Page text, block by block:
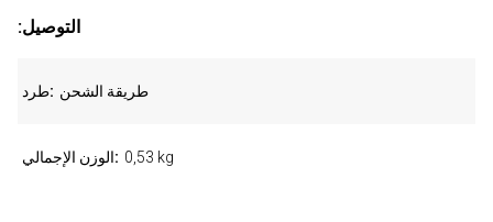
:التوصيل
طرد طريقة الشحن
الوزن الإجمالي 0,53 kg